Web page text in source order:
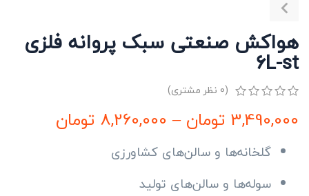
هواکش صنعتی سبک پروانه فلزی
6L-st
از
رتبه
مشتری
(
0 نظر مشتری)
3,490,000 تومان–
8,260,000 تومان
گلخانه‌ها و سالن‌های کشاورزی
سوله‌ها و سالن‌های تولید